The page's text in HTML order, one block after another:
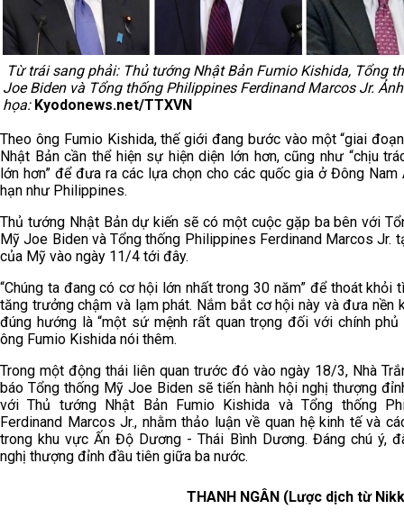
Từ trái sang phải: Thủ tướng Nhật Bản Fumio Kishida, Tổng
Joe Biden và Tổng thống Philippines Ferdinand Marcos Jr.
họa: Kyodonews.net/TTXVN
Theo ông Fumio Kishida, thế giới đang bước vào một “giai
Nhật Bản cần thể hiện sự hiện diện lớn hơn, cũng như “chịu
lớn hơn” để đưa ra các lựa chọn cho các quốc gia ở Đông Nam
hạn như Philippines.
Thủ tướng Nhật Bản dự kiến sẽ có một cuộc gặp ba bên với
Mỹ Joe Biden và Tổng thống Philippines Ferdinand Marcos Jr.
của Mỹ vào ngày 11/4 tới đây.
“Chúng ta đang có cơ hội lớn nhất trong 30 năm” để thoát khỏi
tăng trưởng chậm và lạm phát. Nắm bắt cơ hội này và đưa nền
đúng hướng là “một sứ mệnh rất quan trọng đối với chính phủ
ông Fumio Kishida nói thêm.
Trong một động thái liên quan trước đó vào ngày 18/3, Nhà
báo Tổng thống Mỹ Joe Biden sẽ tiến hành hội nghị thượng
với Thủ tướng Nhật Bản Fumio Kishida và Tổng thống
Ferdinand Marcos Jr., nhằm thảo luận về quan hệ kinh tế và
trong khu vực Ấn Độ Dương - Thái Bình Dương. Đáng chú ý,
nghị thượng đỉnh đầu tiên giữa ba nước.
THANH NGÂN (Lược dịch từ